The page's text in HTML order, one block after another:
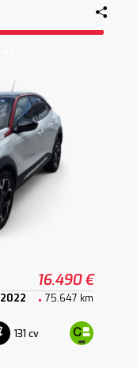
16.490 €
2022 75.647 km
131 cv